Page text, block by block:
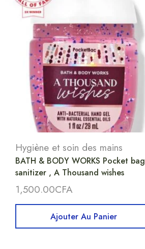
Hygiène et soin des mains
BATH & BODY WORKS Pocket bag
sanitizer , A Thousand wishes
1,500.00CFA
Ajouter Au Panier